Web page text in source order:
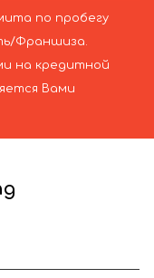
по пробегу
Франшиза.
на кредитной
Вами